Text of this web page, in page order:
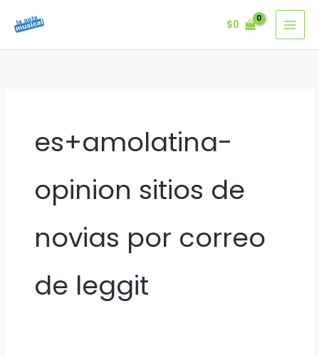
$0
es+amolatina-
opinion sitios de
novias por correo
de leggit